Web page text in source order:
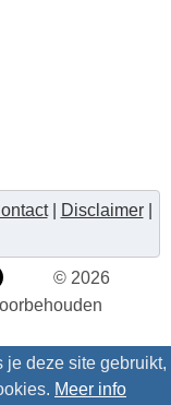
je deze site gebruikt,
Meer info
| Disclaimer|
© 2026